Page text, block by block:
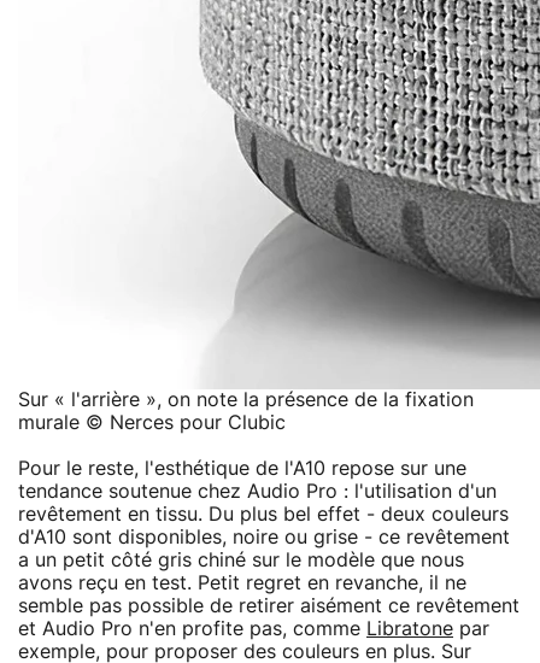
Sur « l'arrière », on note la présence de la fixation
murale © Nerces pour Clubic
Pour le reste, l'esthétique de l'A10 repose sur une
tendance soutenue chez Audio Pro : l'utilisation d'un
revêtement en tissu. Du plus bel effet - deux couleurs
d'A10 sont disponibles, noire ou grise - ce revêtement
a un petit côté gris chiné sur le modèle que nous
avons reçu en test. Petit regret en revanche, il ne
semble pas possible de retirer aisément ce revêtement
et Audio Pro n'en profite pas, comme Libratone par
exemple, pour proposer des couleurs en plus. Sur